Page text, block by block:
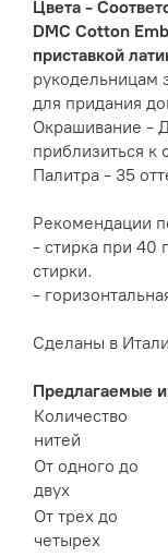
Цвета -
DMC Cotton
приставкой
рукодельницам
для придания
Окрашивание -
приблизиться к
Палитра - 35
Рекомендации
- стирка при 40
стирки.
-
Сделаны в
Предлагаемые
Количество
нитей
От одного до
двух
От трех до
четырех